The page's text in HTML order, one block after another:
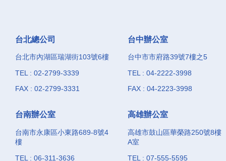
台北總公司
台北市內湖區瑞湖街103號6樓
TEL : 02-2799-3339
FAX : 02-2799-3331
台中辦公室
台中市市府路39號7樓之5
TEL : 04-2222-3998
FAX : 04-2223-3998
台南辦公室
台南市永康區小東路689-8號4
樓
TEL : 06-311-3636
高雄辦公室
高雄市鼓山區華榮路250號8樓
A室
TEL : 07-555-5595